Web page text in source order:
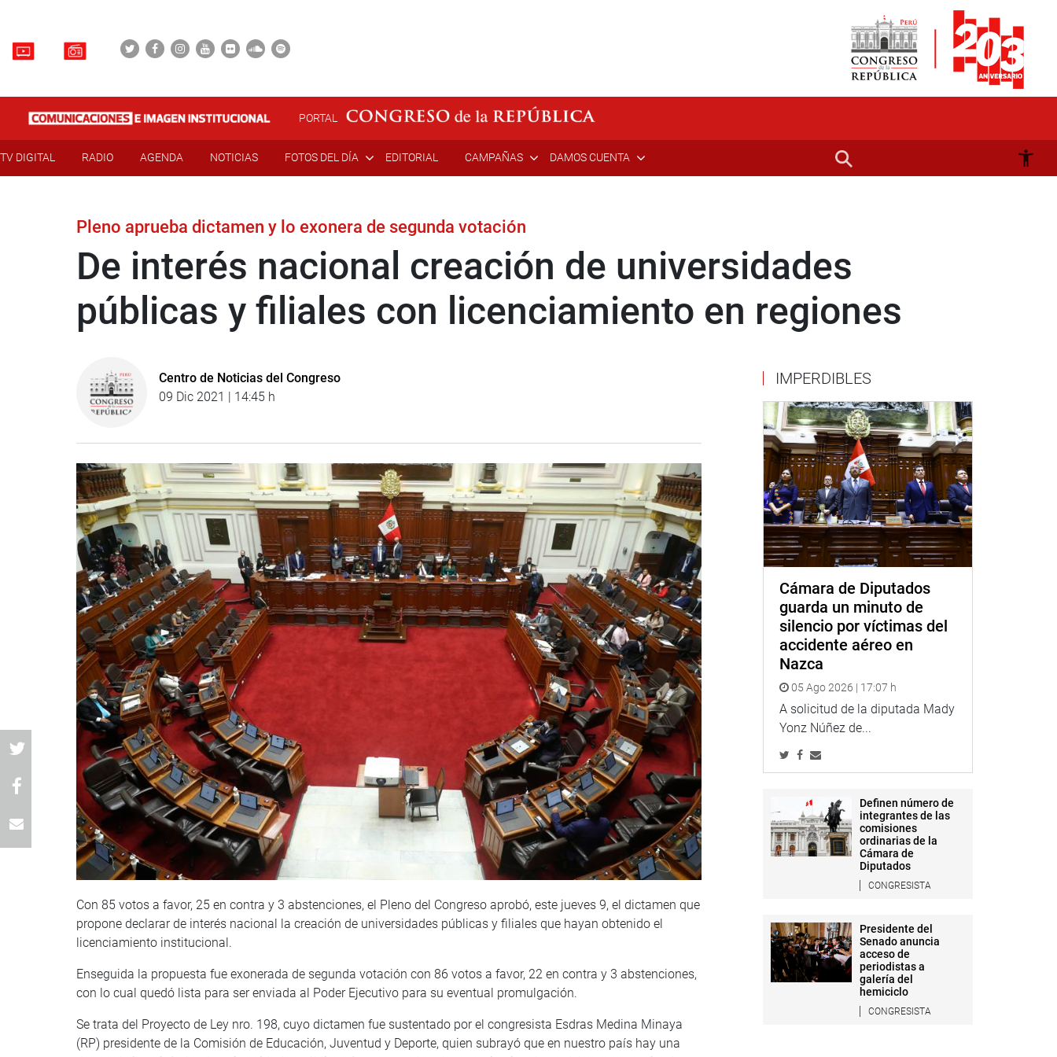
PORTAL
TV DIGITAL RADIO AGENDA NOTICIAS FOTOS DEL DÍA EDITORIAL CAMPAÑAS DAMOS CUENTA
Pleno aprueba dictamen y lo exonera de segunda votación
De interés nacional creación de universidades
públicas y filiales con licenciamiento en regiones
Centro de Noticias del Congreso
09 Dic 2021 | 14:45 h
Con 85 votos a favor, 25 en contra y 3 abstenciones, el Pleno del Congreso aprobó, este jueves 9, el dictamen que
propone declarar de interés nacional la creación de universidades públicas y filiales que hayan obtenido el
licenciamiento institucional.
Enseguida la propuesta fue exonerada de segunda votación con 86 votos a favor, 22 en contra y 3 abstenciones,
con lo cual quedó lista para ser enviada al Poder Ejecutivo para su eventual promulgación.
Se trata del Proyecto de Ley nro. 198, cuyo dictamen fue sustentado por el congresista Esdras Medina Minaya
(RP) presidente de la Comisión de Educación, Juventud y Deporte, quien subrayó que en nuestro país hay una
IMPERDIBLES
Cámara de Diputados
guarda un minuto de
silencio por víctimas del
accidente aéreo en
Nazca
05 Ago 2026 | 17:07 h
A solicitud de la diputada Mady
Yonz Núñez de...
Definen número de
integrantes de las
comisiones
ordinarias de la
Cámara de
Diputados
CONGRESISTA
Presidente del
Senado anuncia
acceso de
periodistas a
galería del
hemiciclo
CONGRESISTA